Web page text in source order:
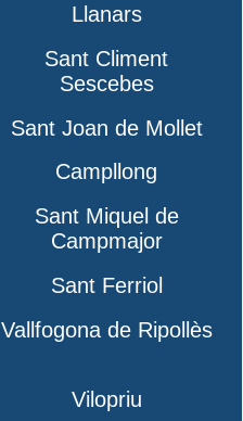
Llanars
Sant Climent
Sescebes
Sant Joan de Mollet
Campllong
Sant Miquel de
Campmajor
Sant Ferriol
Vallfogona de Ripollès
Vilopriu